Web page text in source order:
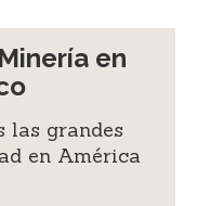
en
las grandes
en América